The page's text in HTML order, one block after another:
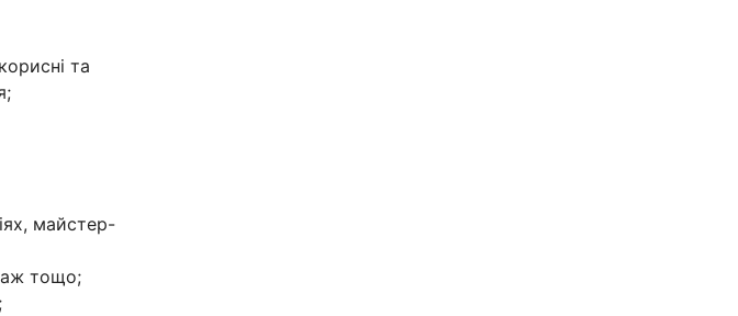
та
майстер-
тощо;